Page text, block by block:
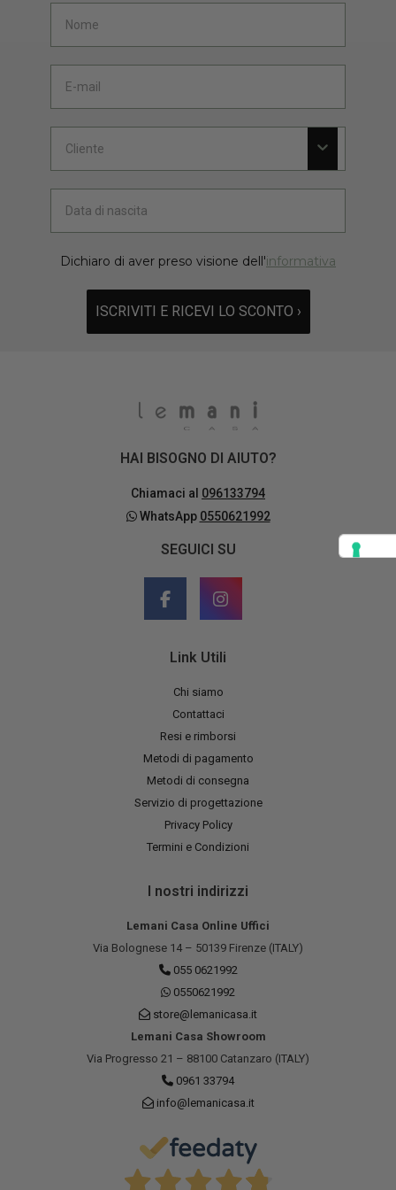
Dichiaro di aver preso visione dell'informativa
ISCRIVITI E RICEVI LO SCONTO ›
HAI BISOGNO DI AIUTO?
Chiamaci al 096133794
WhatsApp 0550621992
SEGUICI SU
Link Utili
Chi siamo
Contattaci
Resi e rimborsi
Metodi di pagamento
Metodi di consegna
Servizio di progettazione
Privacy Policy
Termini e Condizioni
I nostri indirizzi
Lemani Casa Online Uffici
Via Bolognese 14 – 50139 Firenze (ITALY)
055 0621992
0550621992
store@lemanicasa.it
Lemani Casa Showroom
Via Progresso 21 – 88100 Catanzaro (ITALY)
0961 33794
info@lemanicasa.it